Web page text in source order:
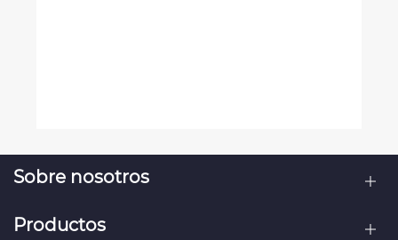
Sobre nosotros
Productos